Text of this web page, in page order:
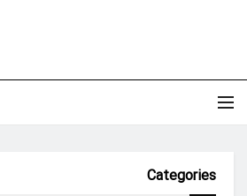
Categories